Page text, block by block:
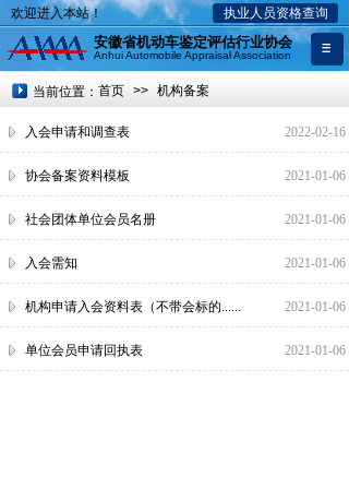
Anhui Automobile Appraisal Association
安徽省机动车鉴定评估行业协会
执业人员资格查询
欢迎进入本站！
首页 >> 机构备案
当前位置：
入会申请和调查表 2022-02-16
协会备案资料模板 2021-01-06
社会团体单位会员名册 2021-01-06
入会需知 2021-01-06
机构申请入会资料表（不带会标的...... 2021-01-06
单位会员申请回执表 2021-01-06